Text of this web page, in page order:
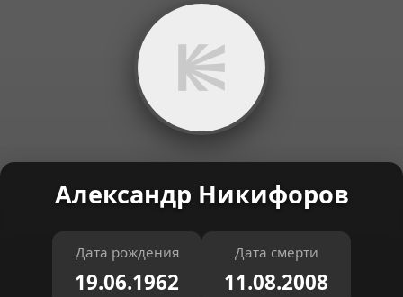
Александр Никифоров
Дата рождения
19.06.1962
Дата смерти
11.08.2008